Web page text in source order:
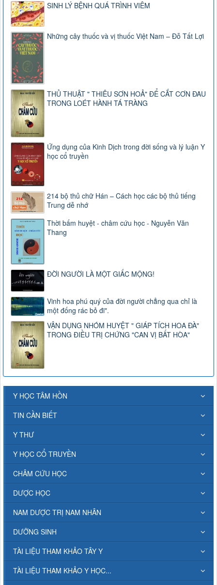
SINH LÝ BỆNH QUÁ TRÌNH VIÊM
Những cây thuốc và vị thuốc Việt Nam – Đỗ Tất Lợi
THỦ THUẬT " THIÊU SƠN HOẢ" ĐỂ CẮT CƠN ĐAU
TRONG LOÉT HÀNH TÁ TRÀNG
Ứng dụng của Kinh Dịch trong đời sống và lý luận Y
học cổ truyền
214 bộ thủ chữ Hán – Cách học các bộ thủ tiếng
Trung dễ nhớ
Thời bấm huyệt - châm cứu học - Nguyễn Văn
Thang
ĐỜI NGƯỜI LÀ MỘT GIẤC MỘNG!
Vinh hoa phú quý của đời người chẳng qua chỉ là
một đống rác bỏ đi".
VẬN DỤNG NHÓM HUYỆT " GIÁP TÍCH HOA ĐÀ"
TRONG ĐIỀU TRỊ CHỨNG "CAN VỊ BẤT HÒA"
Y HỌC TÂM HỒN
TIN CẦN BIẾT
Y THƯ
Y HỌC CỔ TRUYỀN
CHÂM CỨU HỌC
DƯỢC HỌC
NAM DƯỢC TRỊ NAM NHÂN
DƯỠNG SINH
TÀI LIỆU THAM KHẢO TÂY Y
TÀI LIỆU THAM KHẢO Y HỌC...